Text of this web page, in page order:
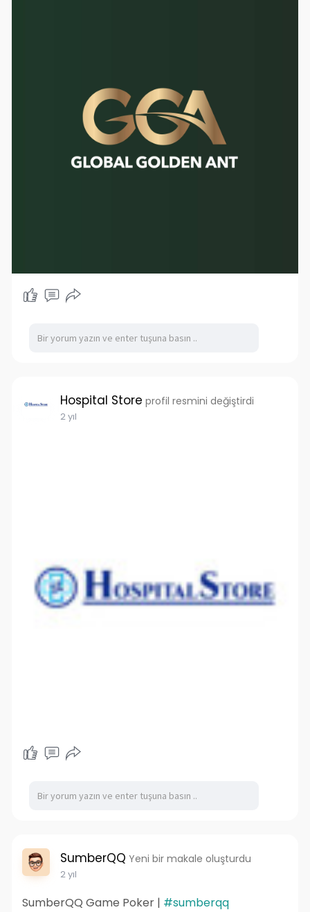
Hospital Store profil resmini değiştirdi
2 yıl
SumberQQ Yeni bir makale oluşturdu
2 yıl
SumberQQ Game Poker | #sumberqq